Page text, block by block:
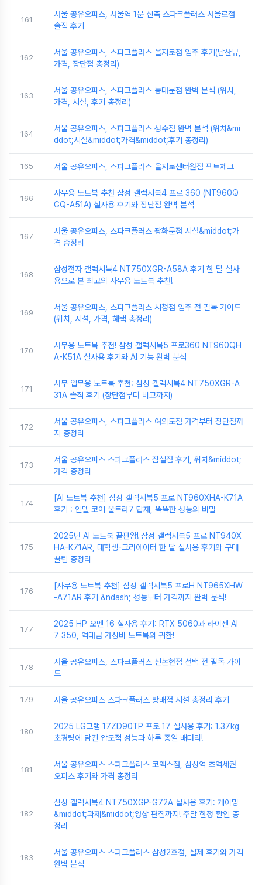
161
서울 공유오피스, 서울역 1분 신축 스파크플러스 서울로점
솔직 후기
162
서울 공유오피스, 스파크플러스 을지로점 입주 후기(남산뷰,
가격, 장단점 총정리)
163
서울 공유오피스, 스파크플러스 동대문점 완벽 분석 (위치,
가격, 시설, 후기 총정리)
164
서울 공유오피스, 스파크플러스 성수점 완벽 분석 (위치&mi
ddot;시설&middot;가격&middot;후기 총정리)
165 서울 공유오피스, 스파크플러스 을지로센터원점 팩트체크
166
사무용 노트북 추천 삼성 갤럭시북4 프로 360 (NT960Q
GQ-A51A) 실사용 후기와 장단점 완벽 분석
167
서울 공유오피스, 스파크플러스 광화문점 시설&middot;가
격 총정리
168
삼성전자 갤럭시북4 NT750XGR-A58A 후기 한 달 실사
용으로 본 최고의 사무용 노트북 추천!
169
서울 공유오피스, 스파크플러스 시청점 입주 전 필독 가이드
(위치, 시설, 가격, 혜택 총정리)
170
사무용 노트북 추천! 삼성 갤럭시북5 프로360 NT960QH
A-K51A 실사용 후기와 AI 기능 완벽 분석
171
사무 업무용 노트북 추천: 삼성 갤럭시북4 NT750XGR-A
31A 솔직 후기 (장단점부터 비교까지)
172
서울 공유오피스, 스파크플러스 여의도점 가격부터 장단점까
지 총정리
173
서울 공유오피스 스파크플러스 잠실점 후기, 위치&middot;
가격 총정리
174
[AI 노트북 추천] 삼성 갤럭시북5 프로 NT960XHA-K71A
후기 : 인텔 코어 울트라7 탑재, 똑똑한 성능의 비밀
175
2025년 AI 노트북 끝판왕! 삼성 갤럭시북5 프로 NT940X
HA-K71AR, 대학생-크리에이터 한 달 실사용 후기와 구매
꿀팁 총정리
176
[사무용 노트북 추천] 삼성 갤럭시북5 프로H NT965XHW
-A71AR 후기 &ndash; 성능부터 가격까지 완벽 분석!
177
2025 HP 오멘 16 실사용 후기: RTX 5060과 라이젠 AI
7 350, 역대급 가성비 노트북의 귀환!
178
서울 공유오피스, 스파크플러스 신논현점 선택 전 필독 가이
드
179 서울 공유오피스 스파크플러스 방배점 시설 총정리 후기
180
2025 LG그램 17ZD90TP 프로 17 실사용 후기: 1.37kg
초경량에 담긴 압도적 성능과 하루 종일 배터리!
181
서울 공유오피스 스파크플러스 코엑스점, 삼성역 초역세권
오피스 후기와 가격 총정리
182
삼성 갤럭시북4 NT750XGP-G72A 실사용 후기: 게이밍
&middot;과제&middot;영상 편집까지! 주말 한정 할인 총
정리
183
서울 공유오피스 스파크플러스 삼성2호점, 실제 후기와 가격
완벽 분석